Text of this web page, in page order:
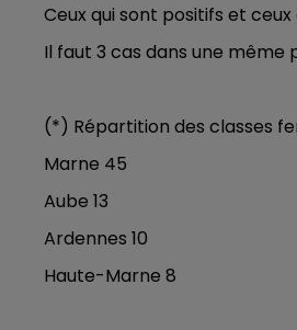
Ceux qui sont positifs et
Il faut 3 cas dans une même
(*) Répartition des classes
Marne 45
Aube 13
Ardennes 10
Haute-Marne 8